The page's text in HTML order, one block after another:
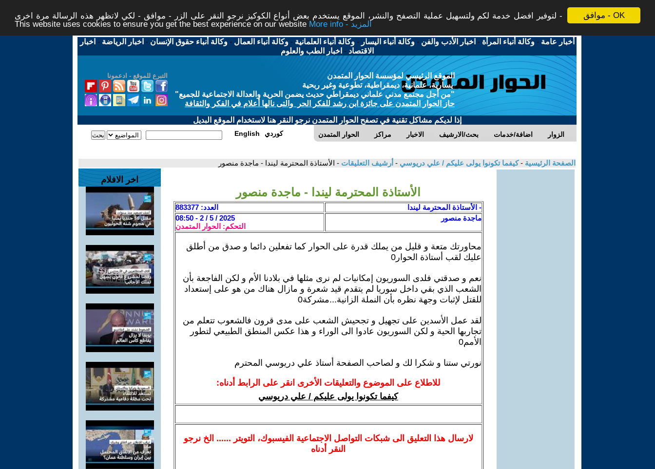
موافق - OK
لتوفير افضل خدمة لكم ولتسهيل عملية التصفح والنشر، الموقع يستخدم بعض أنواع الكوكيز نرجو النقر على الزر - موافق - لكي لاتظهر هذه الرسالة مرة اخرى -
This website uses cookies to ensure you get the best experience on our website
More info - المزيد
أخبار عامة -وكالة أنباء المرأة - اخبار الأدب والفن -وكالة أنباء اليسار -وكالة أنباء العلمانية -وكالة أنباء العمال -وكالة أنباء حقوق الإنسان - اخبار الرياضة - اخبار
الاقتصاد - اخبار الطب والعلوم
التبرع للموقع - ادعمونا
الموقع الرئيسي لمؤسسة الحوار المتمدن
يسارية، علمانية، ديمقراطية، تطوعية وغير ربحية
"من أجل مجتمع مدني علماني ديمقراطي حديث يضمن الحرية والعدالة الاجتماعية للجميع"
حاز الحوار المتمدن على جائزة ابن رشد للفكر الحر والتى نالها أعلام في الفكر والثقافة
إذا لديكم مشاكل تقنية في تصفح الحوار المتمدن نرجو النقر هنا لاستخدام الموقع البديل
الحوار المتمدن مراكز الاخبار بحث/الارشيف اضافة/خدمات الزوار English كوردي
الصفحة الرئيسية -كيفما تكونوا يولى عليكم / علي دريوسي - أرشيف التعليقات - الأستاذة المحترمة ليندا - ماجدة منصور
الأستاذة المحترمة ليندا - ماجدة منصور
- الأستاذة المحترمة ليندا
العدد: 883377
ماجدة منصور
2025 / 5 / 2 - 08:50
التحكم: الحوار المتمدن
محاورتك متعة و قليل من يملك قدرة على الحوار كما تفعلين دائما و صدق من أطلق
عليك لقب أستاذة الحوار0
نعم و صدقتي فلدى السوريون إمكانيات لم نرى مثلها في بلادنا الأم و لكن الفاجعة بأن
الشعب الذي بقي داخل سوريا لم يتقدم قيد شعرة و مازال هناك من هو على إستعداد
للقتل لإثبات وجهة نظره بأن النملة الزانية...مشركة0
لقد عمل الأسدين على تجهيل و تجحيش الشعب على مدى قرون فالشعوب تتعلم من
تجاربها الحية و لكن السوريون عادوا الى الوراء و هذا عكس المنطق الطبيعي لتطور
الأمم0
نورتي ستنا و شكرا لك و لصاحب الصفحة أستاذ علي دريوسي المحترم
للاطلاع على الموضوع والتعليقات الأخرى انقر على الرابط أدناه:
كيفما تكونوا يولى عليكم / علي دريوسي
لارسالهذا التعليق الى شبكات التواصل الاجتماعية الفيسبوك، التويتر ...... الخ نرجو
النقر أدناه
اخر الافلام